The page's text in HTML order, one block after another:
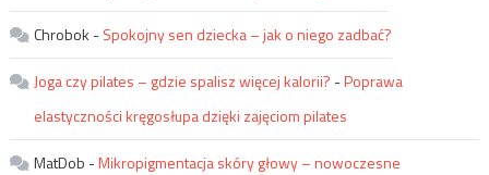
Chrobok -Spokojny sen dziecka – jak o niego zadbać?
Joga czy pilates – gdzie spalisz więcej kalorii? -Poprawa
elastyczności kręgosłupa dzięki zajęciom pilates
MatDob -Mikropigmentacja skóry głowy – nowoczesne